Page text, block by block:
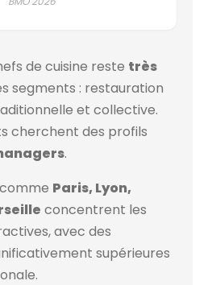
de cuisine reste très
segments : restauration
et collective.
cherchent des profils
.
Paris, Lyon,
concentrent les
avec des
supérieures